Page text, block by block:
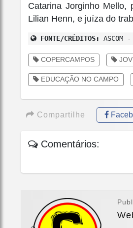
Catarina Jorginho Mello,
Lilian Henn, e juíza do
FONTE/CRÉDITOS: ASCOM -
COPERCAMPOS
EDUCAÇÃO NO CAMPO
Compartilhe
Comentários: